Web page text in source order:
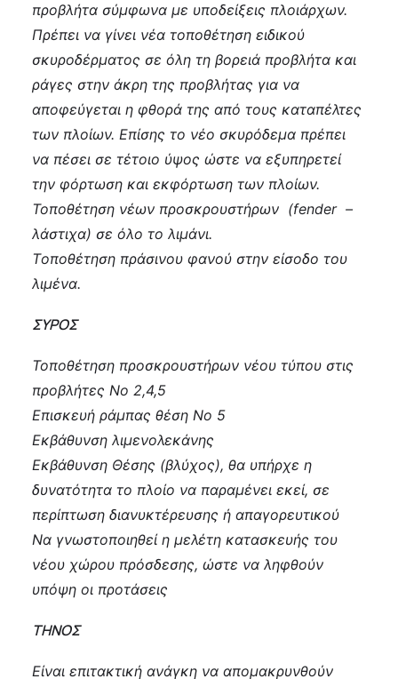
προβλήτα σύμφωνα με υποδείξεις πλοιάρχων.
Πρέπει να γίνει νέα τοποθέτηση ειδικού
σκυροδέρματος σε όλη τη βορειά προβλήτα και
ράγες στην άκρη της προβλήτας για να
αποφεύγεται η φθορά της από τους καταπέλτες
των πλοίων. Επίσης το νέο σκυρόδεμα πρέπει
να πέσει σε τέτοιο ύψος ώστε να εξυπηρετεί
την φόρτωση και εκφόρτωση των πλοίων.
Τοποθέτηση νέων προσκρουστήρων (fender –
λάστιχα) σε όλο το λιμάνι.
Tοποθέτηση πράσινου φανού στην είσοδο του
λιμένα.
ΣΥΡΟΣ
Τοποθέτηση προσκρουστήρων νέου τύπου στις
προβλήτες Νο 2,4,5
Επισκευή ράμπας θέση Νο 5
Εκβάθυνση λιμενολεκάνης
Εκβάθυνση Θέσης (βλύχος), θα υπήρχε η
δυνατότητα το πλοίο να παραμένει εκεί, σε
περίπτωση διανυκτέρευσης ή απαγορευτικού
Να γνωστοποιηθεί η μελέτη κατασκευής του
νέου χώρου πρόσδεσης, ώστε να ληφθούν
υπόψη οι προτάσεις
ΤΗΝΟΣ
Είναι επιτακτική ανάγκη να απομακρυνθούν